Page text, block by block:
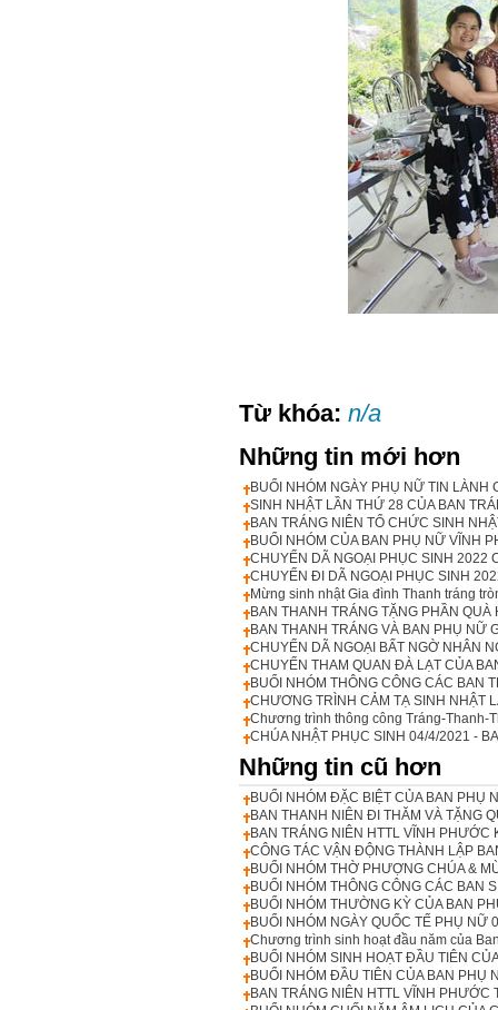
Từ khóa: n/a
Những tin mới hơn
BUỔI NHÓM NGÀY PHỤ NỮ TIN
SINH NHẬT LẦN THỨ 28 CỦA BAN
BAN TRÁNG NIÊN TỔ CHỨC SINH
BUỔI NHÓM CỦA BAN PHỤ NỮ VĨNH
CHUYẾN DÃ NGOẠI PHỤC SINH 2022
CHUYẾN ĐI DÃ NGOẠI PHỤC SINH
Mừng sinh nhật Gia đình Thanh tráng
BAN THANH TRÁNG TẶNG PHẦN QUÀ
BAN THANH TRÁNG VÀ BAN PHỤ NỮ
CHUYẾN DÃ NGOẠI BẤT NGỜ NHÂN
CHUYẾN THAM QUAN ĐÀ LẠT CỦA
BUỔI NHÓM THÔNG CÔNG CÁC BAN
CHƯƠNG TRÌNH CẢM TẠ SINH NHẬT
Chương trình thông công Tráng-Thanh-
CHÚA NHẬT PHỤC SINH 04/4/2021 -
Những tin cũ hơn
BUỔI NHÓM ĐẶC BIỆT CỦA BAN PHỤ
BAN THANH NIÊN ĐI THĂM VÀ TẶNG
BAN TRÁNG NIÊN HTTL VĨNH
CÔNG TÁC VẬN ĐỘNG THÀNH LẬP
BUỔI NHÓM THỜ PHƯỢNG CHÚA &
BUỔI NHÓM THÔNG CÔNG CÁC BAN
BUỔI NHÓM THƯỜNG KỲ CỦA BAN
BUỔI NHÓM NGÀY QUỐC TẾ PHỤ NỮ
Chương trình sinh hoạt đầu năm của
BUỔI NHÓM SINH HOẠT ĐẦU TIÊN
BUỔI NHÓM ĐẦU TIÊN CỦA BAN PHỤ
BAN TRÁNG NIÊN HTTL VĨNH PHƯỚC